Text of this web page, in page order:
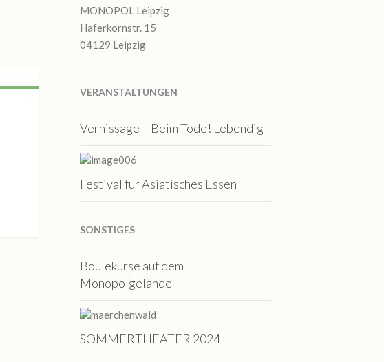
MONOPOL Leipzig
Haferkornstr. 15
04129 Leipzig
VERANSTALTUNGEN
Vernissage – Beim Tode! Lebendig
Festival für Asiatisches Essen
SONSTIGES
Boulekurse auf dem
Monopolgelände
SOMMERTHEATER 2024